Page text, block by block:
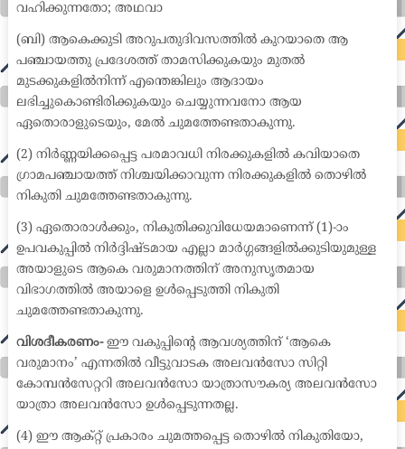
വഹിക്കുന്നതോ; അഥവാ
(ബി) ആകെക്കുടി അറുപതുദിവസത്തിൽ കുറയാതെ ആ
പഞ്ചായത്തു പ്രദേശത്ത് താമസിക്കുകയും മുതൽ
മുടക്കുകളിൽനിന്ന് എന്തെങ്കിലും ആദായം
ലഭിച്ചുകൊണ്ടിരിക്കുകയും ചെയ്യുന്നവനോ ആയ
ഏതൊരാളുടെയും, മേൽ ചുമത്തേണ്ടതാകുന്നു.
(2) നിർണ്ണയിക്കപ്പെട്ട പരമാവധി നിരക്കുകളിൽ കവിയാതെ
ഗ്രാമപഞ്ചായത്ത് നിശ്ചയിക്കാവുന്ന നിരക്കുകളിൽ തൊഴിൽ
നികുതി ചുമത്തേണ്ടതാകുന്നു.
(3) ഏതൊരാൾക്കും, നികുതിക്കുവിധേയമാണെന്ന് (1)-ാം
ഉപവകുപ്പിൽ നിർദ്ദിഷ്ടമായ എല്ലാ മാർഗ്ഗങ്ങളിൽക്കുടിയുമുള്ള
അയാളുടെ ആകെ വരുമാനത്തിന് അനുസൃതമായ
വിഭാഗത്തിൽ അയാളെ ഉൾപ്പെടുത്തി നികുതി
ചുമത്തേണ്ടതാകുന്നു.
വിശദീകരണം-ഈ വകുപ്പിന്റെ ആവശ്യത്തിന് ‘ആകെ
വരുമാനം’ എന്നതിൽ വീട്ടുവാടക അലവൻസോ സിറ്റി
കോമ്പൻസേറ്ററി അലവൻസോ യാത്രാസൗകര്യ അലവൻസോ
യാത്രാ അലവൻസോ ഉൾപ്പെടുന്നതല്ല.
(4) ഈ ആക്റ്റ് പ്രകാരം ചുമത്തപ്പെട്ട തൊഴിൽ നികുതിയോ,